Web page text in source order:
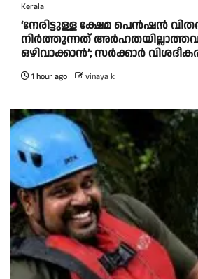
Kerala
‘നേരിട്ടുള്ള ക്ഷേമ പെൻഷൻ
നി‍‍ർത്തുന്നത്
ഒഴിവാക്കാൻ’; സർക്കാ‍ർ
1 hour ago vinaya k